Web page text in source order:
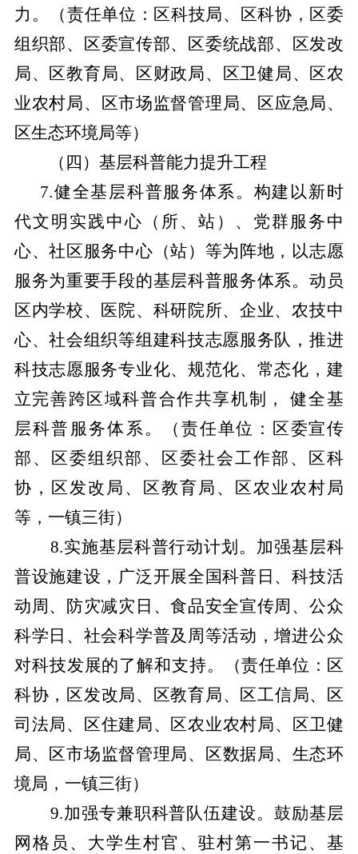
力。
（责任单位：区科技局、区科协，区委
组织部、区委宣传部、区委统战部、区发改
局、区教育局、区财政局、区卫健局、区农
业农村局、区市场监督管理局、区应急局、
区生态环境局等）
（四）基层科普能力提升工程
7.健全基层科普服务体系。构建以新时
代文明实践中心（所、站）、党群服务中
心、社区服务中心（站）等为阵地，以志愿
服务为重要手段的基层科普服务体系。动员
区内学校、医院、科研院所、企业、农技中
心、社会组织等组建科技志愿服务队，推进
科技志愿服务专业化、规范化、常态化，建
立完善跨区域科普合作共享机制， 健全基
层科普服务体系。
（责任单位：区委宣传
部、区委组织部、区委社会工作部、区科
协，区发改局、区教育局、区农业农村局
等，一镇三街）
8.实施基层科普行动计划。加强基层科
普设施建设，广泛开展全国科普日、科技活
动周、防灾减灾日、食品安全宣传周、公众
科学日、社会科学普及周等活动，增进公众
对科技发展的了解和支持。
（责任单位：区
科协，区发改局、区教育局、区工信局、区
司法局、区住建局、区农业农村局、区卫健
局、区市场监督管理局、区数据局、生态环
境局，一镇三街）
9.加强专兼职科普队伍建设。鼓励基层
网格员、大学生村官、驻村第一书记、基